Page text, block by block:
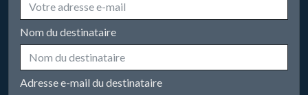
Nom du destinataire
Adresse e-mail du destinataire